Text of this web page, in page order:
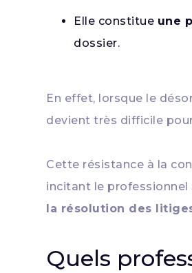
Elle constitue une
dossier.
En effet, lorsque le
devient très difficile
Cette résistance à la
incitant le professionnel
la résolution des
Quels